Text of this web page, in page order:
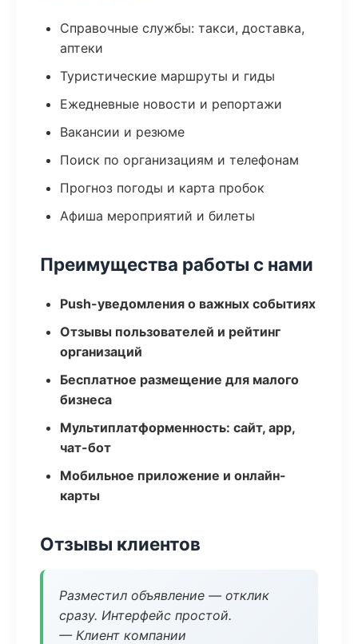
Справочные службы: такси, доставка,
аптеки
Туристические маршруты и гиды
Ежедневные новости и репортажи
Вакансии и резюме
Поиск по организациям и телефонам
Прогноз погоды и карта пробок
Афиша мероприятий и билеты
Преимущества работы с нами
Push-уведомления о важных событиях
Отзывы пользователей и рейтинг
организаций
Бесплатное размещение для малого
бизнеса
Мультиплатформенность: сайт, app,
чат-бот
Мобильное приложение и онлайн-
карты
Отзывы клиентов
Разместил объявление — отклик
сразу. Интерфейс простой.
— Клиент компании